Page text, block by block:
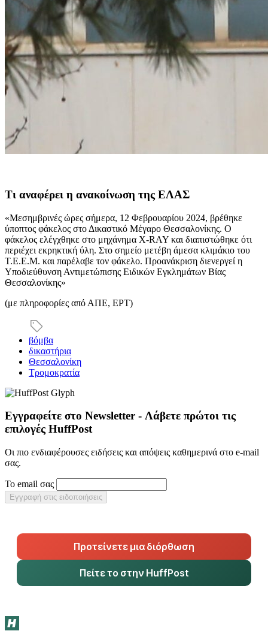
Τι αναφέρει η ανακοίνωση της ΕΛΑΣ
«Μεσημβρινές ώρες σήμερα, 12 Φεβρουαρίου 2024, βρέθηκε
ύποπτος φάκελος στο Δικαστικό Μέγαρο Θεσσαλονίκης. Ο
φάκελος ελέγχθηκε στο μηχάνημα X-RAY και διαπιστώθηκε ότι
περιέχει εκρηκτική ύλη. Στο σημείο μετέβη άμεσα κλιμάκιο του
Τ.Ε.Ε.Μ. και παρέλαβε τον φάκελο. Προανάκριση διενεργεί η
Υποδιεύθυνση Αντιμετώπισης Ειδικών Εγκλημάτων Βίας
Θεσσαλονίκης»
(με πληροφορίες από ΑΠΕ, ΕΡΤ)
βόμβα
δικαστήρια
Θεσσαλονίκη
Τρομοκρατία
Εγγραφείτε στο Newsletter - Λάβετε πρώτοι τις
επιλογές HuffPost
Οι πιο ενδιαφέρουσες ειδήσεις και απόψεις καθημερινά στο e-mail
σας.
Το email σας
Εγγραφή στις ειδοποιήσεις
Προτείνετε μια διόρθωση
Πείτε το στην HuffPost